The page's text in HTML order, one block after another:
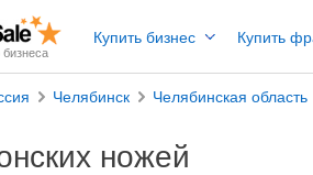
бизнеса
Купить бизнес Купить
Челябинск Челябинская область
ножей